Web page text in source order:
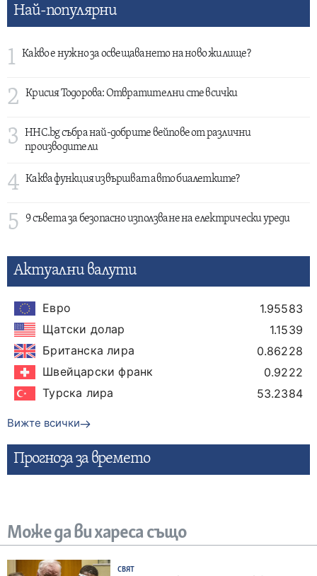
Най-популярни
1 Какво е нужно за освещаването на ново жилище?
2 Крисия Тодорова: Отвратителни сте всички
3
HHC.bg събра най-добрите вейпове от различни
производители
4 Каква функция извършват авто биалетките?
5 9 съвета за безопасно използване на електрически уреди
Актуални валути
Евро
1.95583
Щатски долар
1.1539
Британска лира
0.86228
Швейцарски франк
0.9222
Турска лира
53.2384
Вижте всички
Прогнозa за времето
Може да ви хареса също
СВЯТ